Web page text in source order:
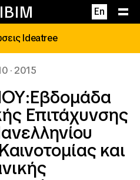
En
Ideatree
· 2015
Επιτάχυνσης
και